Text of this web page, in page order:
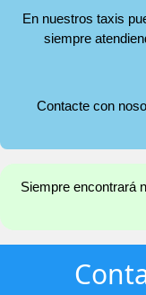
En nuestros taxis
siempre
Contacte con
Siempre encontrará